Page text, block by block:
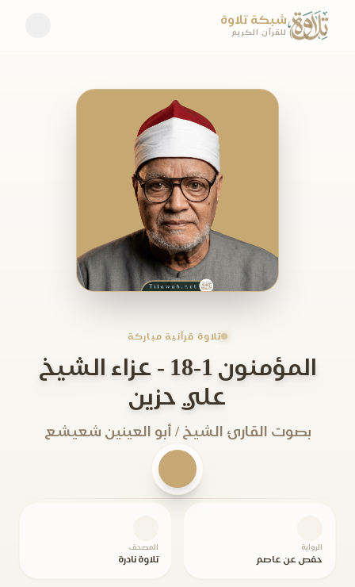
شبكة تلاوة
للقرآن الكريم
تلاوة قرآنية مباركة
المؤمنون 1-18 - عزاء الشيخ
علي حزين
بصوت القارئ الشيخ / أبو العينين شعيشع
الرواية
حفص عن عاصم
المصحف
تلاوة نادرة